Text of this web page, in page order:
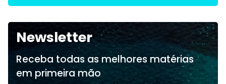
Newsletter
Receba todas as melhores matérias
em primeira mão